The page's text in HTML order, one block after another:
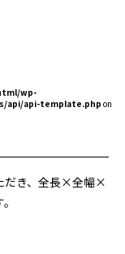
wp-
api/api-template.php on
だき、全長×全幅×